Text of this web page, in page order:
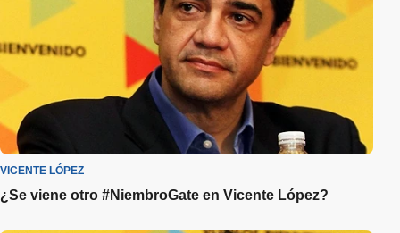
VICENTE LÓPEZ
¿Se viene otro #NiembroGate en Vicente López?